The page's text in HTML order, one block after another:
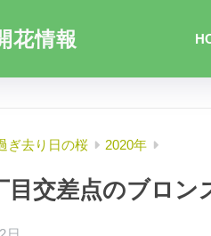
花情報
ぎ去り日の桜 2020年
目交差点のブロン